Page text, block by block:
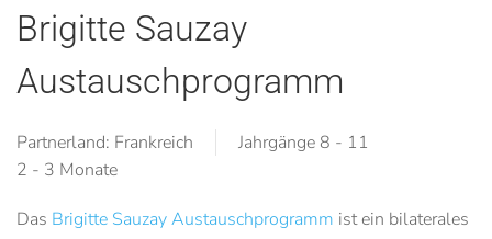
Brigitte Sauzay
Austauschprogramm
Partnerland: Frankreich
Jahrgänge 8 - 11
2 - 3 Monate
Das Brigitte Sauzay Austauschprogramm ist ein bilaterales